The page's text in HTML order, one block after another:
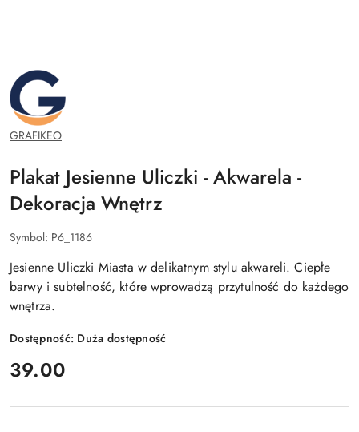
GRAFIKEO.PL
GRAFIKEO
Plakat Jesienne Uliczki - Akwarela -
Dekoracja Wnętrz
Symbol: P6_1186
Jesienne Uliczki Miasta w delikatnym stylu akwareli. Ciepłe
barwy i subtelność, które wprowadzą przytulność do każdego
wnętrza.
Dostępność: Duża dostępność
cena:
39.00